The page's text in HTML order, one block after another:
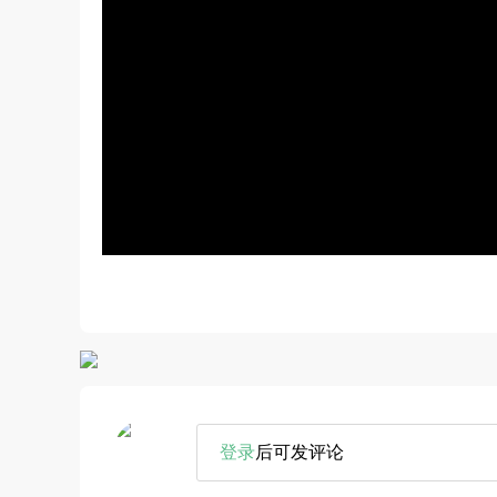
登录后可发评论